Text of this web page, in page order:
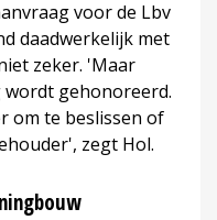
voor de Lbv
daadwerkelijk met
zeker. 'Maar
wordt gehonoreerd.
om te beslissen of
zegt Hol.